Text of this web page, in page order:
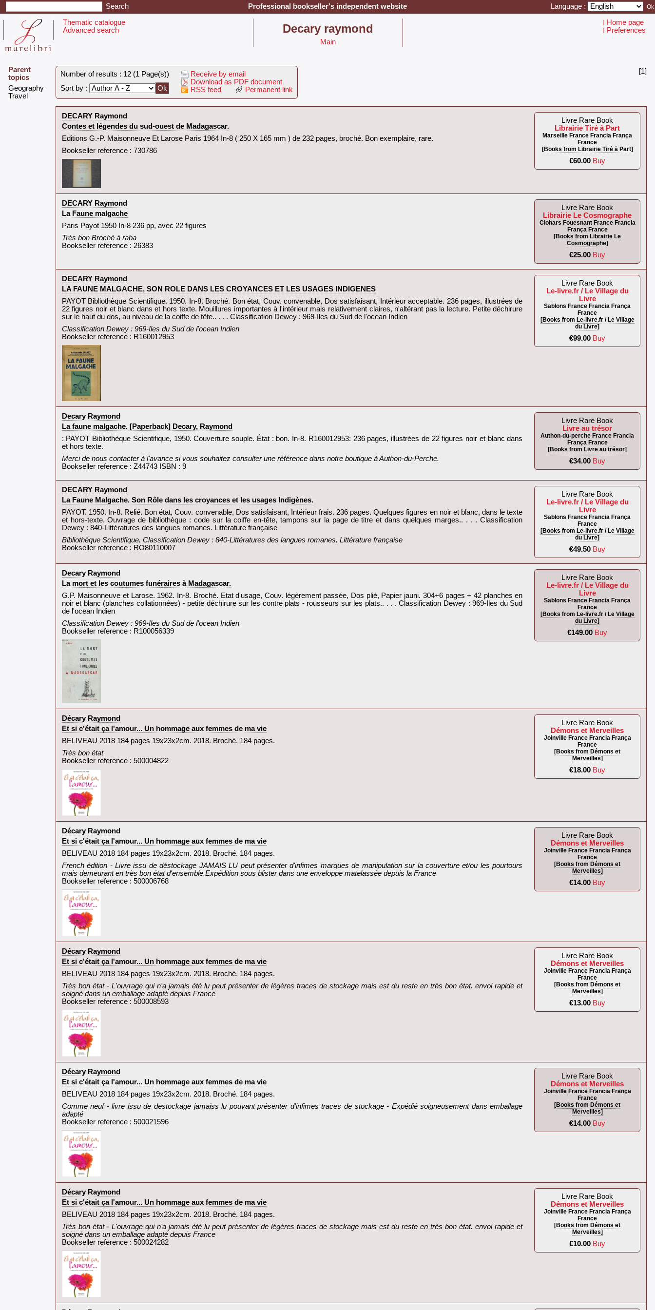
Professional bookseller's independent website Language :
Thematic catalogue
Advanced search
‎Decary raymond‎
Main
Home page
Preferences
Parent
topics
‎Geography‎
‎Travel‎
Number of results : 12 (1 Page(s))
Sort by :
Receive by email
Download as PDF document
RSS feed
Permanent link
[1]
‎DECARY Raymond‎
‎Contes et légendes du sud-ouest de Madagascar.‎
‎Editions G.-P. Maisonneuve Et Larose Paris 1964 In-8 ( 250 X 165 mm ) de 232 pages, broché. Bon exemplaire, rare.‎
Bookseller reference : 730786
Livre Rare Book
Librairie Tiré à Part
Marseille France Francia França
France
[Books from Librairie Tiré à Part]
€60.00 Buy
‎DECARY Raymond‎
‎La Faune malgache‎
‎Paris Payot 1950 In-8 236 pp, avec 22 figures‎
‎Très bon Broché à raba‎
Bookseller reference : 26383
Livre Rare Book
Librairie Le Cosmographe
Clohars Fouesnant France Francia
França France
[Books from Librairie Le
Cosmographe]
€25.00 Buy
‎DECARY Raymond‎
‎LA FAUNE MALGACHE, SON ROLE DANS LES CROYANCES ET LES USAGES INDIGENES‎
‎PAYOT Bibliothèque Scientifique. 1950. In-8. Broché. Bon état, Couv. convenable, Dos satisfaisant, Intérieur acceptable. 236 pages, illustrées de
22 figures noir et blanc dans et hors texte. Mouillures importantes à l'intérieur mais relativement claires, n'altérant pas la lecture. Petite déchirure
sur le haut du dos, au niveau de la coiffe de tête.. . . . Classification Dewey : 969-Iles du Sud de l'ocean Indien‎
‎Classification Dewey : 969-Iles du Sud de l'ocean Indien‎
Bookseller reference : R160012953
Livre Rare Book
Le-livre.fr / Le Village du
Livre
Sablons France Francia França
France
[Books from Le-livre.fr / Le Village
du Livre]
€99.00 Buy
‎Decary Raymond‎
‎La faune malgache. [Paperback] Decary, Raymond‎
‎: PAYOT Bibliothèque Scientifique, 1950. Couverture souple. État : bon. In-8. R160012953: 236 pages, illustrées de 22 figures noir et blanc dans
et hors texte.‎
‎Merci de nous contacter à l'avance si vous souhaitez consulter une référence dans notre boutique à Authon-du-Perche.‎
Bookseller reference : Z44743 ISBN : 9
Livre Rare Book
Livre au trésor
Authon-du-perche France Francia
França France
[Books from Livre au trésor]
€34.00 Buy
‎DECARY Raymond‎
‎La Faune Malgache. Son Rôle dans les croyances et les usages Indigènes.‎
‎PAYOT. 1950. In-8. Relié. Bon état, Couv. convenable, Dos satisfaisant, Intérieur frais. 236 pages. Quelques figures en noir et blanc, dans le texte
et hors-texte. Ouvrage de bibliothèque : code sur la coiffe en-tête, tampons sur la page de titre et dans quelques marges.. . . . Classification
Dewey : 840-Littératures des langues romanes. Littérature française‎
‎Bibliothèque Scientifique. Classification Dewey : 840-Littératures des langues romanes. Littérature française‎
Bookseller reference : RO80110007
Livre Rare Book
Le-livre.fr / Le Village du
Livre
Sablons France Francia França
France
[Books from Le-livre.fr / Le Village
du Livre]
€49.50 Buy
‎Decary Raymond‎
‎La mort et les coutumes funéraires à Madagascar.‎
‎G.P. Maisonneuve et Larose. 1962. In-8. Broché. Etat d'usage, Couv. légèrement passée, Dos plié, Papier jauni. 304+6 pages + 42 planches en
noir et blanc (planches collationnées) - petite déchirure sur les contre plats - rousseurs sur les plats.. . . . Classification Dewey : 969-Iles du Sud
de l'ocean Indien‎
‎Classification Dewey : 969-Iles du Sud de l'ocean Indien‎
Bookseller reference : R100056339
Livre Rare Book
Le-livre.fr / Le Village du
Livre
Sablons France Francia França
France
[Books from Le-livre.fr / Le Village
du Livre]
€149.00 Buy
‎Décary Raymond‎
‎Et si c'était ça l'amour... Un hommage aux femmes de ma vie‎
‎BELIVEAU 2018 184 pages 19x23x2cm. 2018. Broché. 184 pages.‎
‎Très bon état‎
Bookseller reference : 500004822
Livre Rare Book
Démons et Merveilles
Joinville France Francia França
France
[Books from Démons et
Merveilles]
€18.00 Buy
‎Décary Raymond‎
‎Et si c'était ça l'amour... Un hommage aux femmes de ma vie‎
‎BELIVEAU 2018 184 pages 19x23x2cm. 2018. Broché. 184 pages.‎
‎French édition - Livre issu de déstockage JAMAIS LU peut présenter d'infimes marques de manipulation sur la couverture et/ou les pourtours
mais demeurant en très bon état d'ensemble.Expédition sous blister dans une enveloppe matelassée depuis la France‎
Bookseller reference : 500006768
Livre Rare Book
Démons et Merveilles
Joinville France Francia França
France
[Books from Démons et
Merveilles]
€14.00 Buy
‎Décary Raymond‎
‎Et si c'était ça l'amour... Un hommage aux femmes de ma vie‎
‎BELIVEAU 2018 184 pages 19x23x2cm. 2018. Broché. 184 pages.‎
‎Très bon état - L'ouvrage qui n'a jamais été lu peut présenter de légères traces de stockage mais est du reste en très bon état. envoi rapide et
soigné dans un emballage adapté depuis France‎
Bookseller reference : 500008593
Livre Rare Book
Démons et Merveilles
Joinville France Francia França
France
[Books from Démons et
Merveilles]
€13.00 Buy
‎Décary Raymond‎
‎Et si c'était ça l'amour... Un hommage aux femmes de ma vie‎
‎BELIVEAU 2018 184 pages 19x23x2cm. 2018. Broché. 184 pages.‎
‎Comme neuf - livre issu de destockage jamaiss lu pouvant présenter d'infimes traces de stockage - Expédié soigneusement dans emballage
adapté‎
Bookseller reference : 500021596
Livre Rare Book
Démons et Merveilles
Joinville France Francia França
France
[Books from Démons et
Merveilles]
€14.00 Buy
‎Décary Raymond‎
‎Et si c'était ça l'amour... Un hommage aux femmes de ma vie‎
‎BELIVEAU 2018 184 pages 19x23x2cm. 2018. Broché. 184 pages.‎
‎Très bon état - L'ouvrage qui n'a jamais été lu peut présenter de légères traces de stockage mais est du reste en très bon état. envoi rapide et
soigné dans un emballage adapté depuis France‎
Bookseller reference : 500024282
Livre Rare Book
Démons et Merveilles
Joinville France Francia França
France
[Books from Démons et
Merveilles]
€10.00 Buy